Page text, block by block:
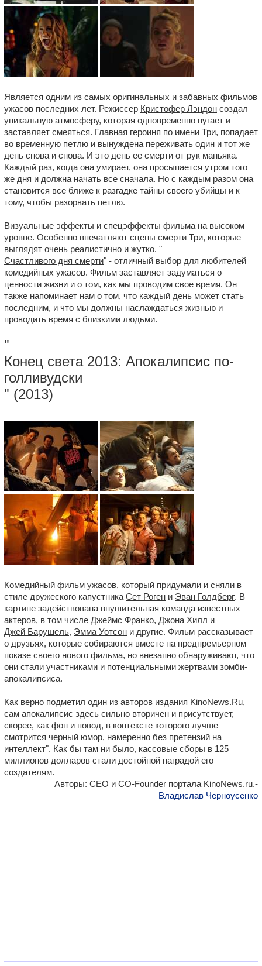
Является одним из самых оригинальных и забавных фильмов
ужасов последних лет. Режиссер Кристофер Лэндон создал
уникальную атмосферу, которая одновременно пугает и
заставляет смеяться. Главная героиня по имени Три, попадает
во временную петлю и вынуждена переживать один и тот же
день снова и снова. И это день ее смерти от рук маньяка.
Каждый раз, когда она умирает, она просыпается утром того
же дня и должна начать все сначала. Но с каждым разом она
становится все ближе к разгадке тайны своего убийцы и к
тому, чтобы разорвать петлю.
Визуальные эффекты и спецэффекты фильма на высоком
уровне. Особенно впечатляют сцены смерти Три, которые
выглядят очень реалистично и жутко. "
Счастливого дня смерти" - отличный выбор для любителей
комедийных ужасов. Фильм заставляет задуматься о
ценности жизни и о том, как мы проводим свое время. Он
также напоминает нам о том, что каждый день может стать
последним, и что мы должны наслаждаться жизнью и
проводить время с близкими людьми.
"
Конец света 2013: Апокалипсис по-
голливудски
" (2013)
Комедийный фильм ужасов, который придумали и сняли в
стиле дружеского капустника Сет Роген и Эван Голдберг. В
картине задействована внушительная команда известных
актеров, в том числе Джеймс Франко, Джона Хилл и
Джей Барушель, Эмма Уотсон и другие. Фильм рассказывает
о друзьях, которые собираются вместе на предпремьерном
показе своего нового фильма, но внезапно обнаруживают, что
они стали участниками и потенциальными жертвами зомби-
апокалипсиса.
Как верно подметил один из авторов издания KinoNews.Ru,
сам апокалипсис здесь сильно вторичен и присутствует,
скорее, как фон и повод, в контексте которого лучше
смотрится черный юмор, намеренно без претензий на
интеллект". Как бы там ни было, кассовые сборы в 125
миллионов долларов стали достойной наградой его
создателям.
Авторы: CEO и CO-Founder портала KinoNews.ru.-
Владислав Черноусенко